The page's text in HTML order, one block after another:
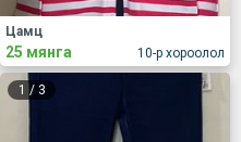
10-р хороолол
Цамц
25 мянга
1 / 3